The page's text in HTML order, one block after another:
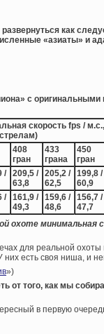
как
«азиаты» и
с
скорость fps /
408
гран
433
грана
450
гран
/
209,5 /
63,8
205,2 /
62,5
199,8 /
60,9
/
161,9 /
49,3
159,6 /
48,6
156,7 /
47,7
охоте
для реальной
них есть своя ниша, и
»)
от того, как мы
в первую